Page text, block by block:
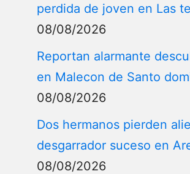
perdida de joven en Las
08/08/2026
Reportan alarmante
en Malecon de Santo
08/08/2026
Dos hermanos pierden
desgarrador suceso en
08/08/2026